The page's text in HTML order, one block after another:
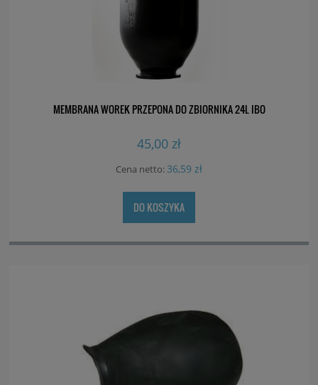
MEMBRANA WOREK PRZEPONA DO ZBIORNIKA 24L IBO
45,00 zł
Cena netto: 36,59 zł
DO KOSZYKA